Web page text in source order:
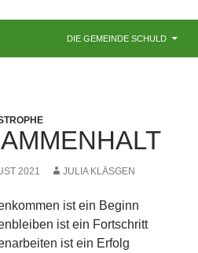
DIE GEMEINDE SCHULD
2021 JULIA KLÄSGEN
ist ein Beginn
ist ein Fortschritt
ist ein Erfolg